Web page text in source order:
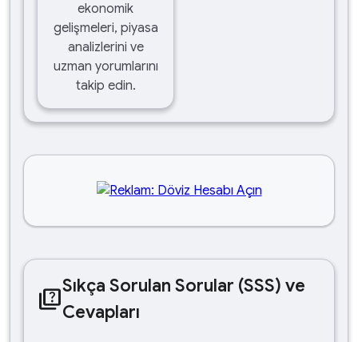
ekonomik
gelişmeleri, piyasa
analizlerini ve
uzman yorumlarını
takip edin.
quizSıkça Sorulan Sorular (SSS) ve
Cevapları